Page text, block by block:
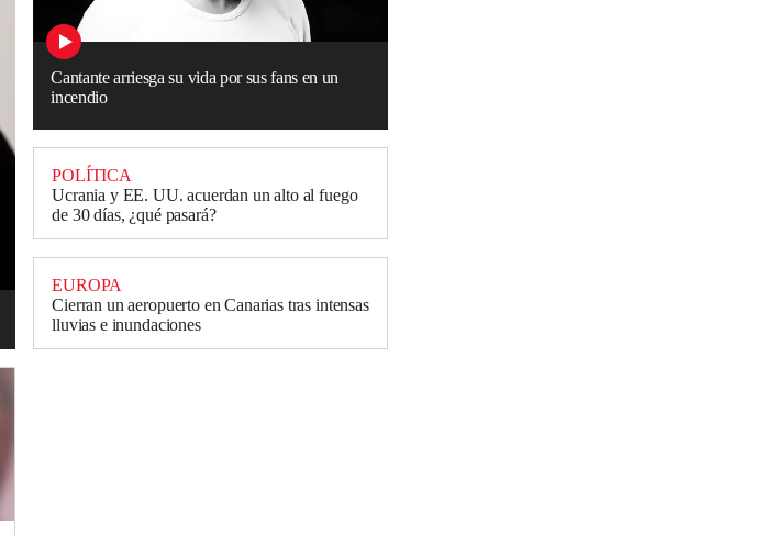
Cantante arriesga su vida por sus fans en un
incendio
POLÍTICA
Ucrania y EE. UU. acuerdan un alto al fuego
de 30 días, ¿qué pasará?
EUROPA
Cierran un aeropuerto en Canarias tras intensas
lluvias e inundaciones